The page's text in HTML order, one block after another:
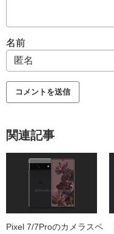
名前
関連記事
Pixel 7/7Proのカメラスペ